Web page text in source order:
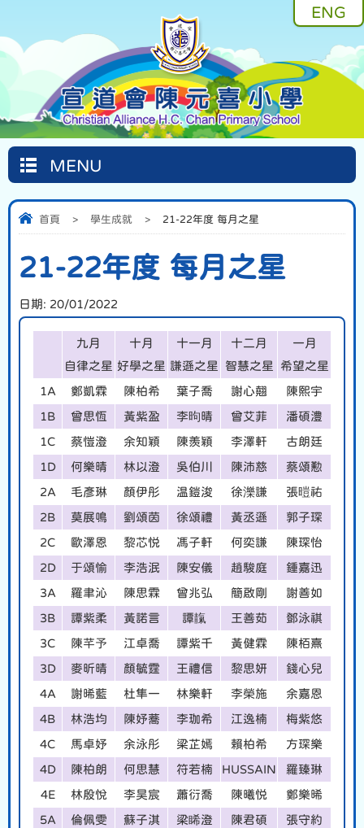
ENG
MENU
首頁 > 學生成就 > 21-22年度 每月之星
21-22年度 每月之星
日期: 20/01/2022
九月
自律之星
十月
好學之星
十一月
謙遜之星
十二月
智慧之星
一月
希望之星
1A 鄭凱霖 陳柏希 葉子喬 謝心翹 陳熙宇
1B 曾思恆 黃紫盈 李昫晴 曾艾菲 潘碩澧
1C 蔡愷澄 余知穎 陳羨穎 李澤軒 古朗廷
1D 何樂晴 林以澄 吳伯川 陳沛慈 蔡頌懃
2A 毛彥琳 顏伊彤 温鎧浚 徐濼謙 張暟祐
2B 莫展鳴 劉頌茵 徐頌禮 黃丞遜 郭子琛
2C 歐澤恩 黎芯悦 馮子軒 何奕謙 陳琛怡
2D 于頌愉 李浩泯 陳安儀 趙駿庭 鍾嘉迅
3A 羅聿沁 陳思霖 曾兆弘 簡啟剛 謝善如
3B 譚紫柔 黃諾言 譚靝 王善茹 鄧泳祺
3C 陳芊予 江卓喬 譚紫千 黃健霖 陳栢熹
3D 麥昕晴 顏毓霆 王禮信 黎思妍 錢心兒
4A 謝晞藍 杜隼一 林樂軒 李榮施 余嘉恩
4B 林浩均 陳妤蕎 李珈希 江逸楠 梅紫悠
4C 馬卓妤 余泳彤 梁芷嫣 賴柏希 方琛樂
4D 陳柏朗 何思慧 符若楠 HUSSAIN 羅臻琳
4E 林殷悅 李昊宸 蕭衍喬 陳曦悦 鄭樂晞
5A 倫佩雯 蘇子淇 梁睎澄 陳君碩 張守約